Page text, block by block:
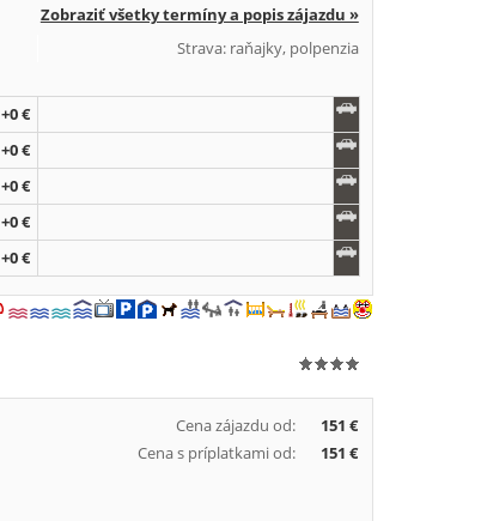
Zobraziť všetky termíny a popis zájazdu »
Strava: raňajky, polpenzia
+0 €
+0 €
+0 €
+0 €
+0 €
Cena zájazdu od:
151 €
Cena s príplatkami od:
151 €